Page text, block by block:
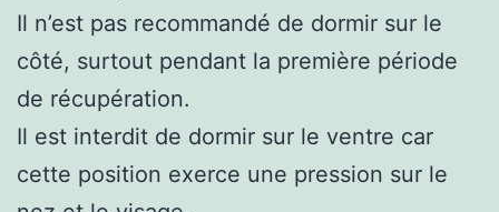
Il n’est pas recommandé de dormir sur le
côté, surtout pendant la première période
de récupération.
Il est interdit de dormir sur le ventre car
cette position exerce une pression sur le